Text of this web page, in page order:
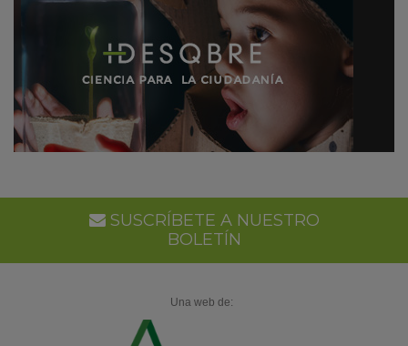
SUSCRÍBETE A NUESTRO
BOLETÍN
Una web de: